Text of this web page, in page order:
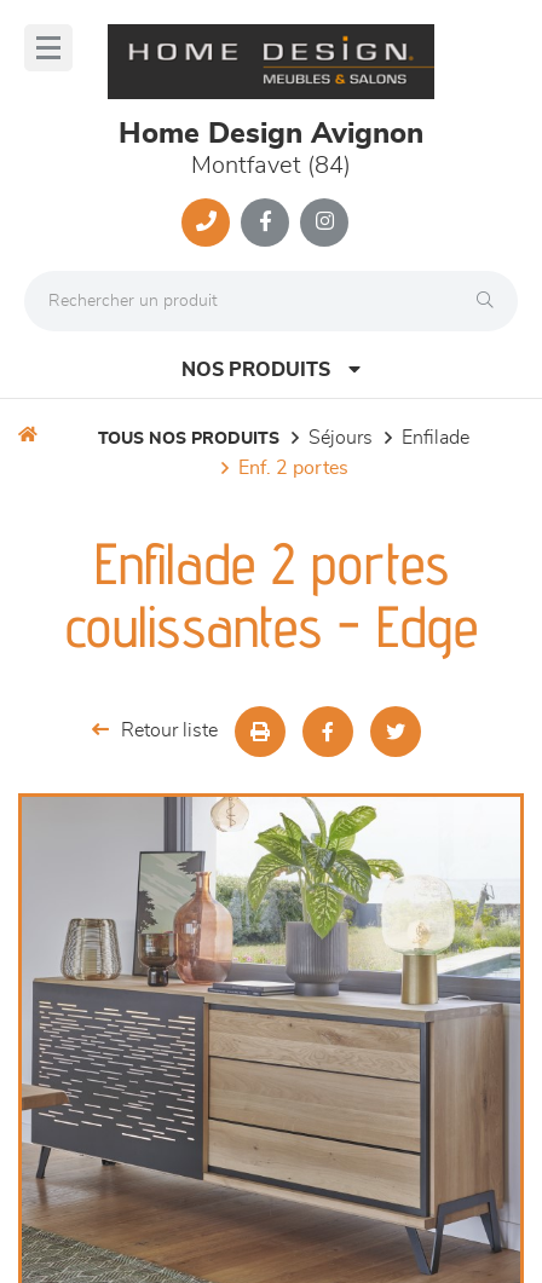
Home Design Avignon
Montfavet (84)
NOS PRODUITS
séjours
meubles de complément
TOUS NOS PRODUITS séjours
enfilade
enf. 2 portes
Enfilade 2 portes
coulissantes - Edge
Retour liste